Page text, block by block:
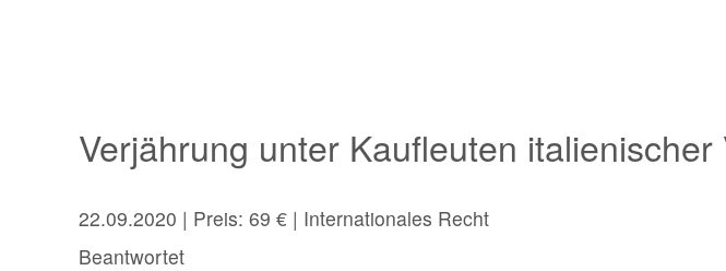
Verjährung unter Kaufleuten italienischer
22.09.2020 | Preis: 69 € | Internationales Recht
Beantwortet